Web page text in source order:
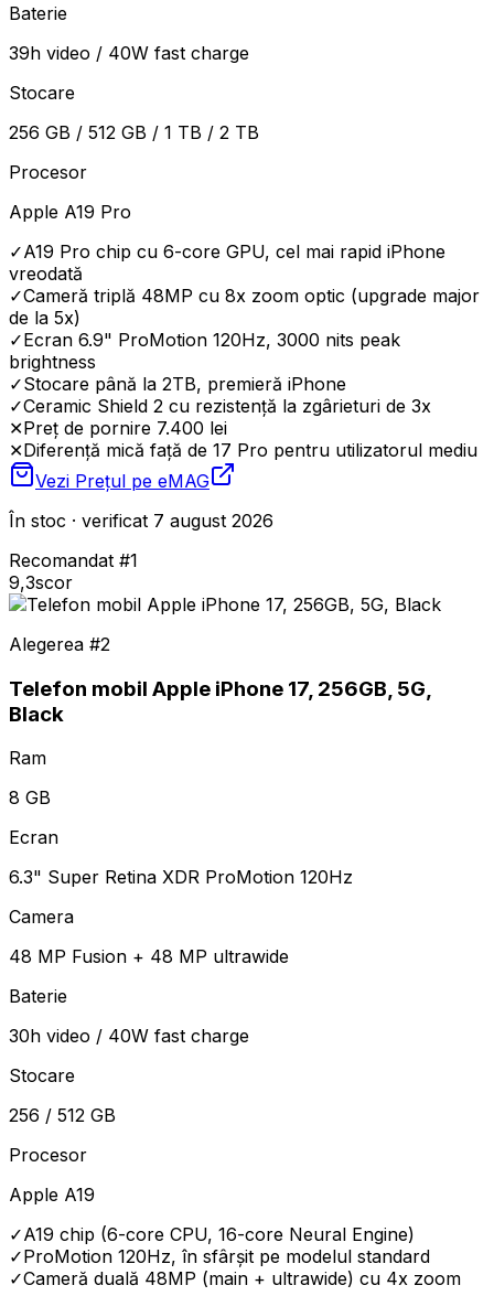
Baterie
39h video / 40W fast charge
Stocare
256 GB / 512 GB / 1 TB / 2 TB
Procesor
Apple A19 Pro
✓A19 Pro chip cu 6-core GPU, cel mai rapid iPhone
vreodată
✓Cameră triplă 48MP cu 8x zoom optic (upgrade major
de la 5x)
✓Ecran 6.9" ProMotion 120Hz, 3000 nits peak
brightness
✓Stocare până la 2TB, premieră iPhone
✓Ceramic Shield 2 cu rezistență la zgârieturi de 3x
✕Preț de pornire 7.400 lei
✕Diferență mică față de 17 Pro pentru utilizatorul mediu
Vezi Prețul pe eMAG
În stoc · verificat 7 august 2026
Recomandat #1
9,3scor
Alegerea #2
Telefon mobil Apple iPhone 17, 256GB, 5G,
Black
Ram
8 GB
Ecran
6.3" Super Retina XDR ProMotion 120Hz
Camera
48 MP Fusion + 48 MP ultrawide
Baterie
30h video / 40W fast charge
Stocare
256 / 512 GB
Procesor
Apple A19
✓A19 chip (6-core CPU, 16-core Neural Engine)
✓ProMotion 120Hz, în sfârșit pe modelul standard
✓Cameră duală 48MP (main + ultrawide) cu 4x zoom